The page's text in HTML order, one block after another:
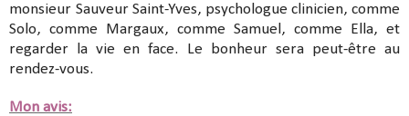
monsieur Sauveur Saint-Yves, psychologue clinicien, comme
Solo, comme Margaux, comme Samuel, comme Ella, et
regarder la vie en face. Le bonheur sera peut-être au
rendez-vous.
Mon avis: